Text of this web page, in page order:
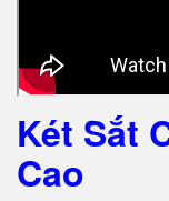
Két Sắt
Cao